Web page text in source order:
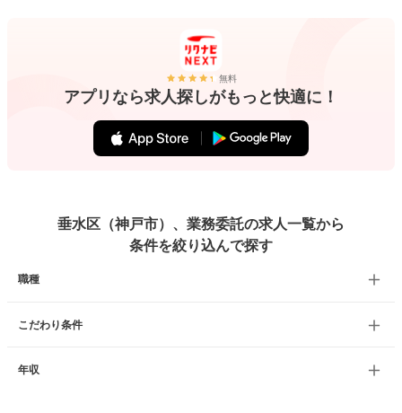
無料
アプリなら求人探しがもっと快適に！
垂水区（神戸市）、業務委託の求人一覧から
条件を絞り込んで探す
職種
こだわり条件
年収